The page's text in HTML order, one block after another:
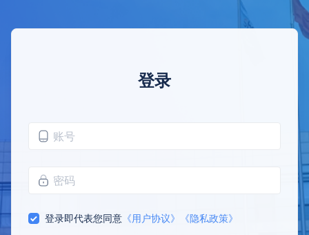
登录
登录即代表您同意 《用户协议》 《隐私政策》